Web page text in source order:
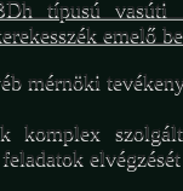
típusú vasúti
emelő
mérnöki
komplex